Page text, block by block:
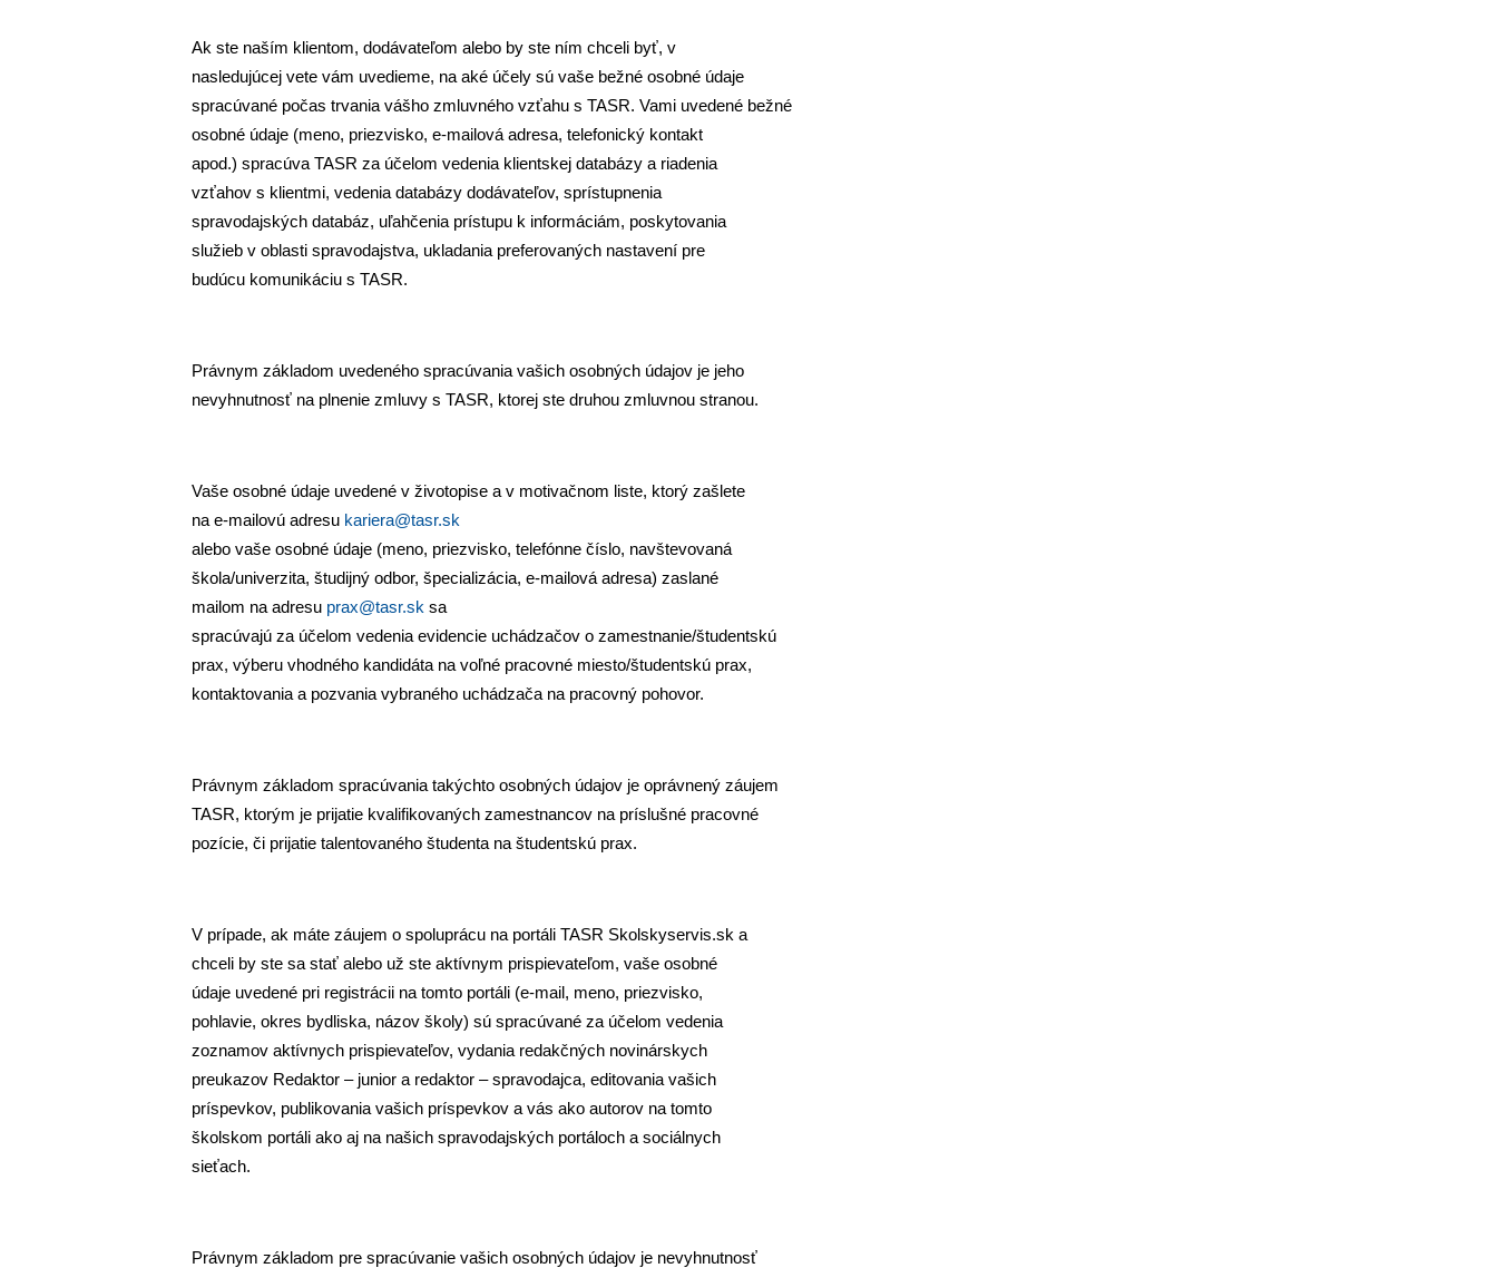
Ak ste naším klientom, dodávateľom alebo by ste ním chceli byť, v
nasledujúcej vete vám uvedieme, na aké účely sú vaše bežné osobné údaje
spracúvané počas trvania vášho zmluvného vzťahu s TASR. Vami uvedené bežné
osobné údaje (meno, priezvisko, e-mailová adresa, telefonický kontakt
apod.) spracúva TASR za účelom vedenia klientskej databázy a riadenia
vzťahov s klientmi, vedenia databázy dodávateľov, sprístupnenia
spravodajských databáz, uľahčenia prístupu k informáciám, poskytovania
služieb v oblasti spravodajstva, ukladania preferovaných nastavení pre
budúcu komunikáciu s TASR.
Právnym základom uvedeného spracúvania vašich osobných údajov je jeho
nevyhnutnosť na plnenie zmluvy s TASR, ktorej ste druhou zmluvnou stranou.
Vaše osobné údaje uvedené v životopise a v motivačnom liste, ktorý zašlete
na e-mailovú adresu kariera@tasr.sk
alebo vaše osobné údaje (meno, priezvisko, telefónne číslo, navštevovaná
škola/univerzita, študijný odbor, špecializácia, e-mailová adresa) zaslané
mailom na adresu prax@tasr.sk sa
spracúvajú za účelom vedenia evidencie uchádzačov o zamestnanie/študentskú
prax, výberu vhodného kandidáta na voľné pracovné miesto/študentskú prax,
kontaktovania a pozvania vybraného uchádzača na pracovný pohovor.
Právnym základom spracúvania takýchto osobných údajov je oprávnený záujem
TASR, ktorým je prijatie kvalifikovaných zamestnancov na príslušné pracovné
pozície, či prijatie talentovaného študenta na študentskú prax.
V prípade, ak máte záujem o spoluprácu na portáli TASR Skolskyservis.sk a
chceli by ste sa stať alebo už ste aktívnym prispievateľom, vaše osobné
údaje uvedené pri registrácii na tomto portáli (e-mail, meno, priezvisko,
pohlavie, okres bydliska, názov školy) sú spracúvané za účelom vedenia
zoznamov aktívnych prispievateľov, vydania redakčných novinárskych
preukazov Redaktor – junior a redaktor – spravodajca, editovania vašich
príspevkov, publikovania vašich príspevkov a vás ako autorov na tomto
školskom portáli ako aj na našich spravodajských portáloch a sociálnych
sieťach.
Právnym základom pre spracúvanie vašich osobných údajov je nevyhnutnosť